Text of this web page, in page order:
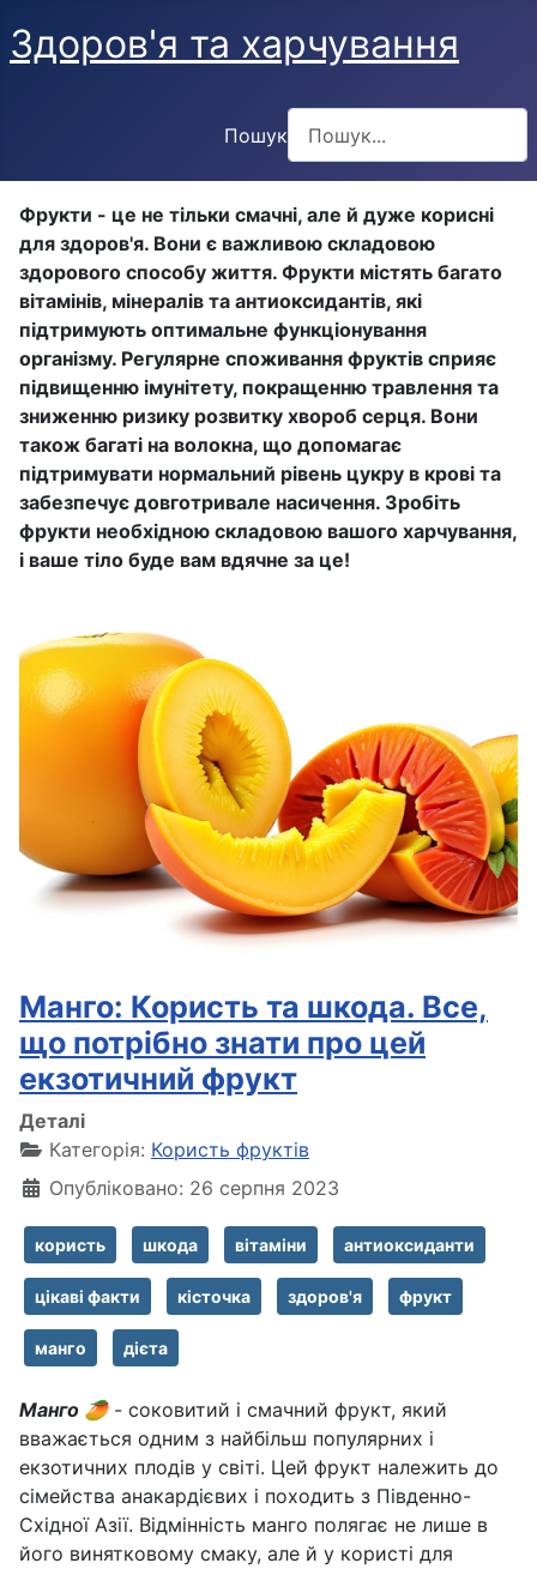
Здоров'я та харчування
Пошук
Type 2 or more characters
Фрукти - це не тільки смачні, але й дуже корисні
для здоров'я. Вони є важливою складовою
здорового способу життя. Фрукти містять багато
вітамінів, мінералів та антиоксидантів, які
підтримують оптимальне функціонування
організму. Регулярне споживання фруктів сприяє
підвищенню імунітету, покращенню травлення та
зниженню ризику розвитку хвороб серця. Вони
також багаті на волокна, що допомагає
підтримувати нормальний рівень цукру в крові та
забезпечує довготривале насичення. Зробіть
фрукти необхідною складовою вашого харчування,
і ваше тіло буде вам вдячне за це!
Манго: Користь та шкода. Все,
що потрібно знати про цей
екзотичний фрукт
Деталі
Категорія: Користь фруктів
Опубліковано: 26 серпня 2023
користь шкода вітаміни антиоксиданти
цікаві факти кісточка здоров'я фрукт
манго дієта
Манго 🥭- соковитий і смачний фрукт, який
вважається одним з найбільш популярних і
екзотичних плодів у світі. Цей фрукт належить до
сімейства анакардієвих і походить з Південно-
Східної Азії. Відмінність манго полягає не лише в
його винятковому смаку, але й у користі для